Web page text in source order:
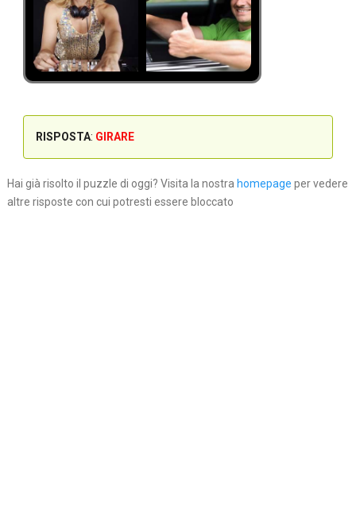
RISPOSTA: GIRARE
Hai già risolto il puzzle di oggi? Visita la nostra homepage per vedere
altre risposte con cui potresti essere bloccato